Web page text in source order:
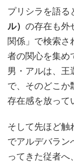
プリシラを語る
ル） の存在も外
関係」で検索さ
者の関心を集め
男・アルは、王
で、そのどこか
存在感を放って
そして先ほど触
でアルデバラン
ってきた従者へ